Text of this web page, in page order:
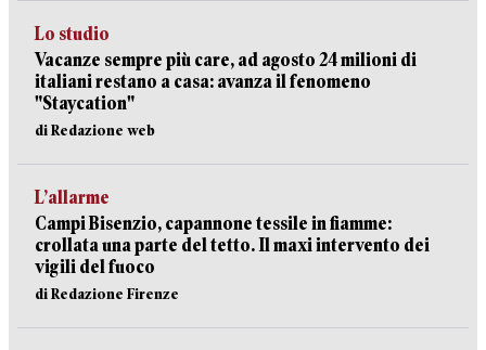
Lo studio
Vacanze sempre più care, ad agosto 24 milioni di
italiani restano a casa: avanza il fenomeno
"Staycation"
di Redazione web
L’allarme
Campi Bisenzio, capannone tessile in fiamme:
crollata una parte del tetto. Il maxi intervento dei
vigili del fuoco
di Redazione Firenze